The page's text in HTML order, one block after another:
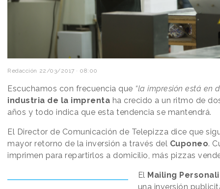
Redacción 22/03/2017 · 08:00
Escuchamos con frecuencia que “la impresión está en
industria de la imprenta ha crecido a un ritmo de
años y todo indica que esta tendencia se mantendrá.
El Director de Comunicación de Telepizza dice que
mayor retorno de la inversión a través del Cuponeo.
imprimen para repartirlos a domicilio, más pizzas
El Mailing
una inversión